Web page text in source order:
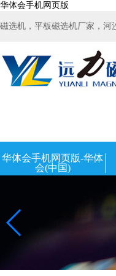
华体会手机网页版
磁选机，平板磁选机厂家，河
华体会手机网页版-华体
会(中国)